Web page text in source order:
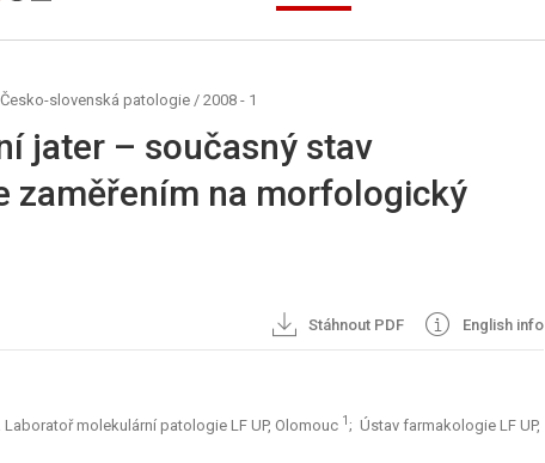
Česko-slovenská patologie / 2008 - 1
jater – současný stav
zaměřením na morfologický
Stáhnout PDF English info
molekulární patologie LF UP, Olomouc 1 ; Ústav farmakologie LF UP,